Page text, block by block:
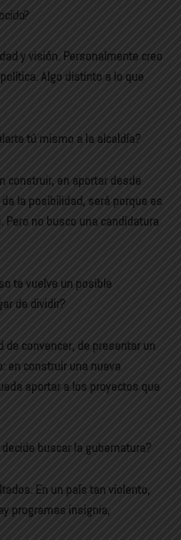
y visión. Personalmente creo
Algo distinto a lo que
tú mismo a la alcaldía?
construir, en aportar desde
la posibilidad, será porque es
Pero no busco una candidatura
te vuelve un posible
de dividir?
de convencer, de presentar un
en construir una nueva
aportar a los proyectos que
buscar la gubernatura?
En un país tan violento,
programas insignia,